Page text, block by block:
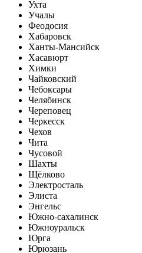
Ухта
Учалы
Феодосия
Хабаровск
Ханты-Мансийск
Хасавюрт
Химки
Чайковский
Чебоксары
Челябинск
Череповец
Черкесск
Чехов
Чита
Чусовой
Шахты
Щёлково
Электросталь
Элиста
Энгельс
Южно-сахалинск
Южноуральск
Юрга
Юрюзань